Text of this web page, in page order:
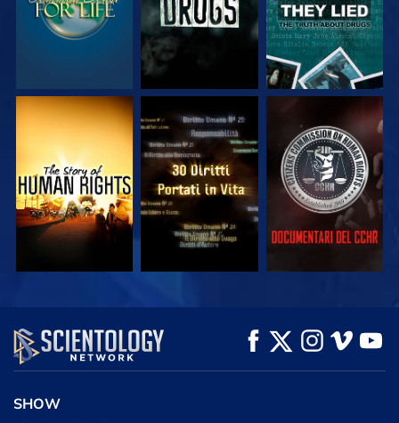
GUARDA GUARDA GUARDA
GUARDA
ESPLORA LE
SERIE
SHOW